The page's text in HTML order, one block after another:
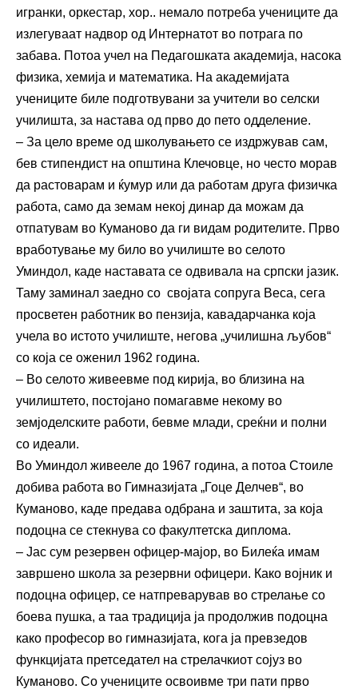
игранки, оркестар, хор.. немало потреба учениците да
излегуваат надвор од Интернатот во потрага по
забава. Потоа учел на Педагошката академија, насока
физика, хемија и математика. На академијата
учениците биле подготвувани за учители во селски
училишта, за настава од прво до пето одделение.
– За цело време од школувањето се издржував сам,
бев стипендист на општина Клечовце, но често морав
да растоварам и ќумур или да работам друга физичка
работа, само да земам некој динар да можам да
отпатувам во Куманово да ги видам родителите. Прво
вработување му било во училиште во селото
Уминдол, каде наставата се одвивала на српски јазик.
Таму заминал заедно со својата сопруга Веса, сега
просветен работник во пензија, кавадарчанка која
учела во истото училиште, негова „училишна љубов“
со која се оженил 1962 година.
– Во селото живеевме под кирија, во близина на
училиштето, постојано помагавме некому во
земјоделските работи, бевме млади, среќни и полни
со идеали.
Во Уминдол живееле до 1967 година, а потоа Стоиле
добива работа во Гимназијата „Гоце Делчев“, во
Куманово, каде предава одбрана и заштита, за која
подоцна се стекнува со факултетска диплома.
– Јас сум резервен офицер-мајор, во Билеќа имам
завршено школа за резервни офицери. Како војник и
подоцна офицер, се натпреварував во стрелање со
боева пушка, а таа традиција ја продолжив подоцна
како професор во гимназијата, кога ја превзедов
функцијата претседател на стрелачкиот сојуз во
Куманово. Со учениците освоивме три пати прво